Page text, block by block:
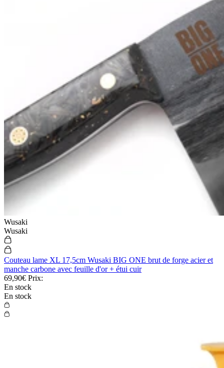
Wusaki
Wusaki
Couteau lame XL 17,5cm Wusaki BIG ONE brut de forge acier et
manche carbone avec feuille d'or + étui cuir
69,90€ Prix:
En stock
En stock